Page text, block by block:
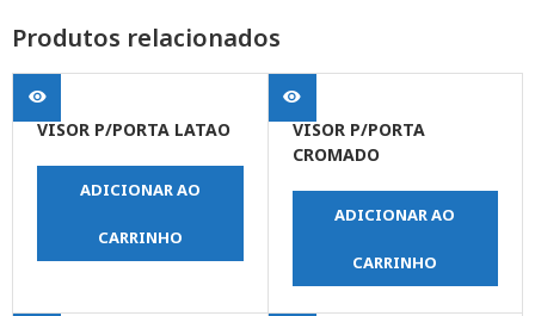
Produtos relacionados
VISOR P/PORTA LATAO
ADICIONAR AO
CARRINHO
VISOR P/PORTA
CROMADO
ADICIONAR AO
CARRINHO